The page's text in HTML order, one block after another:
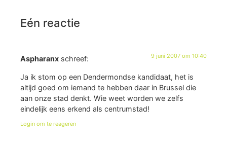
Eén reactie
Aspharanx schreef: 9 juni 2007 om 10:40
Ja ik stom op een Dendermondse kandidaat, het is
altijd goed om iemand te hebben daar in Brussel die
aan onze stad denkt. Wie weet worden we zelfs
eindelijk eens erkend als centrumstad!
Login om te reageren